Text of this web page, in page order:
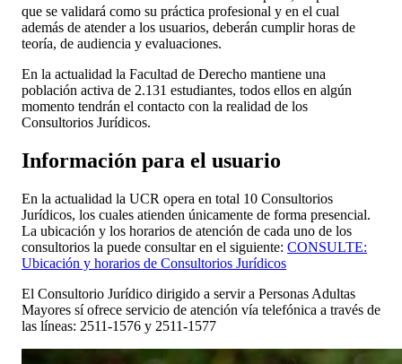
que se validará como su práctica profesional y en el cual
además de atender a los usuarios, deberán cumplir horas de
teoría, de audiencia y evaluaciones.
En la actualidad la Facultad de Derecho mantiene una
población activa de 2.131 estudiantes, todos ellos en algún
momento tendrán el contacto con la realidad de los
Consultorios Jurídicos.
Información para el usuario
En la actualidad la UCR opera en total 10 Consultorios
Jurídicos, los cuales atienden únicamente de forma presencial.
La ubicación y los horarios de atención de cada uno de los
consultorios la puede consultar en el siguiente: CONSULTE:
Ubicación y horarios de Consultorios Jurídicos
El Consultorio Jurídico dirigido a servir a Personas Adultas
Mayores sí ofrece servicio de atención vía telefónica a través de
las líneas: 2511-1576 y 2511-1577